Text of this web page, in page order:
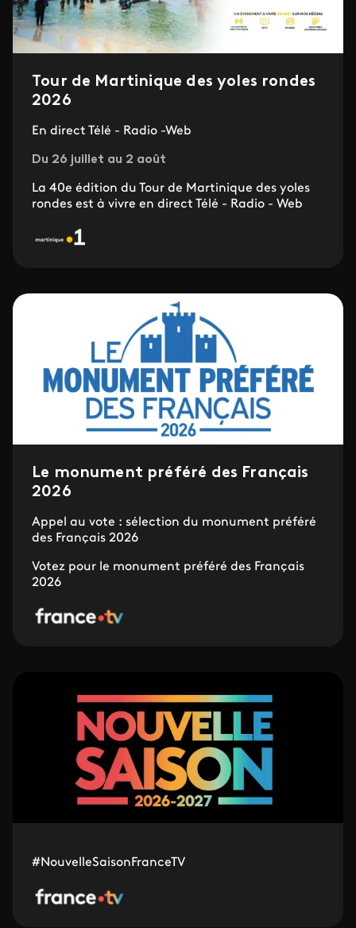
Tour de Martinique des yoles rondes
2026
En direct Télé - Radio -Web
Du 26 juillet au 2 août
La 40e édition du Tour de Martinique des yoles
rondes est à vivre en direct Télé - Radio - Web
Le monument préféré des Français
2026
Appel au vote : sélection du monument préféré
des Français 2026
Votez pour le monument préféré des Français
2026
#NouvelleSaisonFranceTV